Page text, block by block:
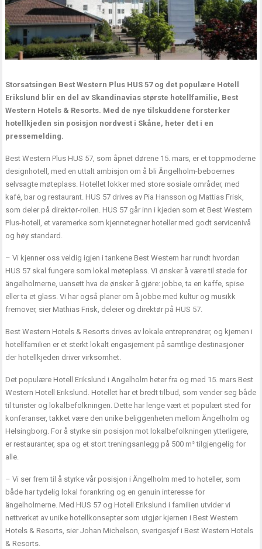
Storsatsingen Best Western Plus HUS 57 og det populære Hotell
Erikslund blir en del av Skandinavias største hotellfamilie, Best
Western Hotels & Resorts. Med de nye tilskuddene forsterker
hotellkjeden sin posisjon nordvest i Skåne, heter det i en
pressemelding.
Best Western Plus HUS 57, som åpnet dørene 15. mars, er et toppmoderne
designhotell, med en uttalt ambisjon om å bli Ängelholm-beboernes
selvsagte møteplass. Hotellet lokker med store sosiale områder, med
kafé, bar og restaurant. HUS 57 drives av Pia Hansson og Mattias Frisk,
som deler på direktør-rollen. HUS 57 går inn i kjeden som et Best Western
Plus-hotell, et varemerke som kjennetegner hoteller med godt servicenivå
og høy standard.
– Vi kjenner oss veldig igjen i tankene Best Western har rundt hvordan
HUS 57 skal fungere som lokal møteplass. Vi ønsker å være til stede for
ängelholmerne, uansett hva de ønsker å gjøre: jobbe, ta en kaffe, spise
eller ta et glass. Vi har også planer om å jobbe med kultur og musikk
fremover, sier Mathias Frisk, deleier og direktør på HUS 57.
Best Western Hotels & Resorts drives av lokale entreprenører, og kjernen i
hotellfamilien er et sterkt lokalt engasjement på samtlige destinasjoner
der hotellkjeden driver virksomhet.
Det populære Hotell Erikslund i Ängelholm heter fra og med 15. mars Best
Western Hotell Erikslund. Hotellet har et bredt tilbud, som vender seg både
til turister og lokalbefolkningen. Dette har lenge vært et populært sted for
konferanser, takket være den unike beliggenheten mellom Ängelholm og
Helsingborg. For å styrke sin posisjon mot lokalbefolkningen ytterligere,
er restauranter, spa og et stort treningsanlegg på 500 m² tilgjengelig for
alle.
– Vi ser frem til å styrke vår posisjon i Ängelholm med to hoteller, som
både har tydelig lokal forankring og en genuin interesse for
ängelholmerne. Med HUS 57 og Hotell Erikslund i familien utvider vi
nettverket av unike hotellkonsepter som utgjør kjernen i Best Western
Hotels & Resorts, sier Johan Michelson, sverigesjef i Best Western Hotels
& Resorts.